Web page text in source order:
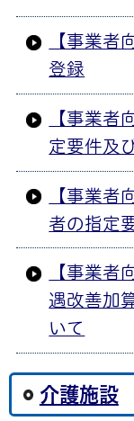
【事業者
登録
【事業者
定要件及
【事業者
者の指定
【事業者
遇改善加
いて
介護施設